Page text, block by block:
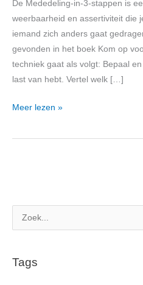
De Mededeling-in-3-stappen is
weerbaarheid en assertiviteit die
iemand zich anders gaat
gevonden in het boek Kom op
techniek gaat als volgt: Bepaal
last van hebt. Vertel welk […]
Meer lezen »
Tags